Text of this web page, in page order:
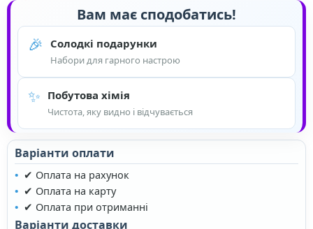
Вам має сподобатись!
🎉 Солодкі подарунки
Набори для гарного настрою
✨ Побутова хімія
Чистота, яку видно і відчувається
Варіанти оплати
✔ Оплата на рахунок
✔ Оплата на карту
✔ Оплата при отриманні
Варіанти доставки
❤